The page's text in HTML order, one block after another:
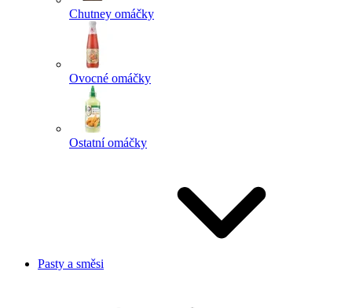
Chutney omáčky
Ovocné omáčky
Ostatní omáčky
Pasty a směsi